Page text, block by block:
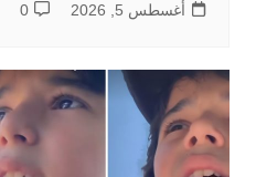
أغسطس 5, 2026 0